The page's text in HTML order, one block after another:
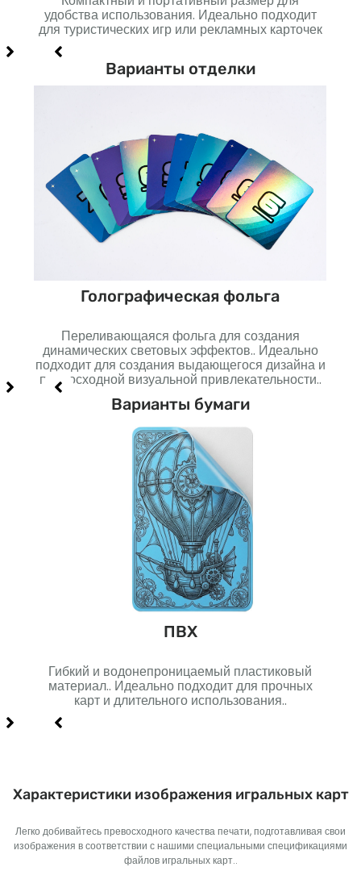
удобства использования. Идеально подходит
для туристических игр или рекламных карточек
Варианты отделки
Голографическая фольга
Переливающаяся фольга для создания
динамических световых эффектов.. Идеально
подходит для создания выдающегося дизайна и
превосходной визуальной привлекательности..
Варианты бумаги
ПВХ
Гибкий и водонепроницаемый пластиковый
материал.. Идеально подходит для прочных
карт и длительного использования..
Характеристики изображения игральных карт
Легко добивайтесь превосходного качества печати, подготавливая свои
изображения в соответствии с нашими специальными спецификациями
файлов игральных карт..